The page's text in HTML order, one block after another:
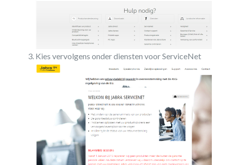
Kies vervolgens onder diensten voor ServiceNet